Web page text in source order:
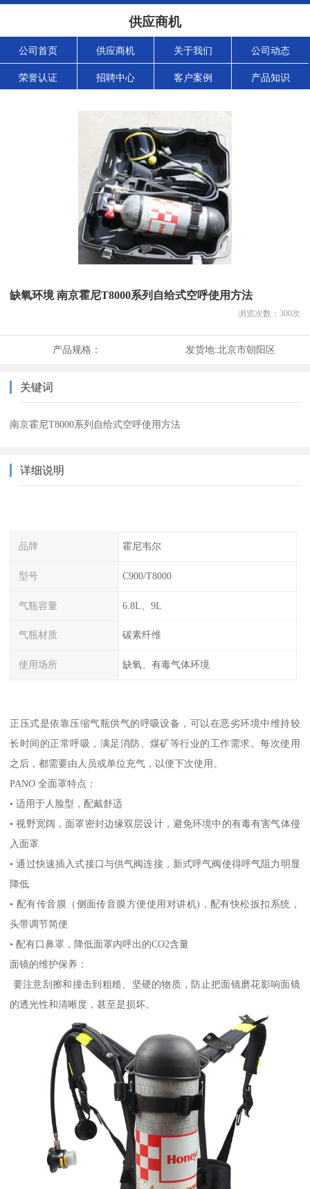
供应商机
公司首页 供应商机 关于我们 公司动态
荣誉认证 招聘中心 客户案例 产品知识
缺氧环境 南京霍尼T8000系列自给式空呼使用方法
浏览次数： 300次
产品规格： 发货地:北京市朝阳区
关键词
南京霍尼T8000系列自给式空呼使用方法
详细说明
品牌 霍尼韦尔
型号 C900/T8000
气瓶容量 6.8L、9L
气瓶材质 碳素纤维
使用场所 缺氧、有毒气体环境
正压式是依靠压缩气瓶供气的呼吸设备，可以在恶劣环境中维持较
长时间的正常呼吸，满足消防、煤矿等行业的工作需求。每次使用
之后，都需要由人员或单位充气，以便下次使用。
PANO 全面罩特点：
• 适用于人脸型，配戴舒适
• 视野宽阔，面罩密封边缘双层设计，避免环境中的有毒有害气体侵
入面罩
• 通过快速插入式接口与供气阀连接，新式呼气阀使得呼气阻力明显
降低
• 配有传音膜（侧面传音膜方便使用对讲机)，配有快松扳扣系统，
头带调节简便
• 配有口鼻罩，降低面罩内呼出的CO2含量
面镜的维护保养：
要注意刮擦和撞击到粗糙、坚硬的物质，防止把面镜磨花影响面镜
的透光性和清晰度，甚至是损坏。